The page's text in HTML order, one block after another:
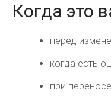
Когда это
перед
когда есть
при